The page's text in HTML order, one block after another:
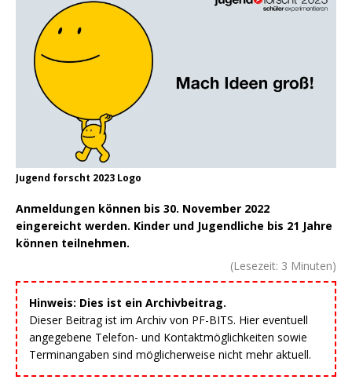
Jugend forscht 2023 Logo
Anmeldungen können bis 30. November 2022
eingereicht werden. Kinder und Jugendliche bis 21 Jahre
können teilnehmen.
(Lesezeit: 3 Minuten)
Hinweis: Dies ist ein Archivbeitrag.
Dieser Beitrag ist im Archiv von PF-BITS. Hier eventuell
angegebene Telefon- und Kontaktmöglichkeiten sowie
Terminangaben sind möglicherweise nicht mehr aktuell.